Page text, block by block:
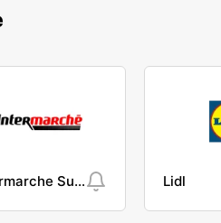
Intermarche Super Lidl